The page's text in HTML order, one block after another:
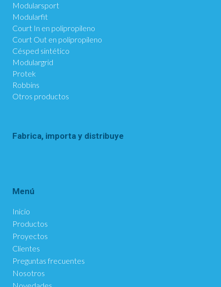
Modularsport
Modularfit
Court In en polipropileno
Court Out en polipropileno
Césped sintético
Modulargrid
Protek
Robbins
Otros productos
Fabrica, importa y distribuye
Menú
Inicio
Productos
Proyectos
Clientes
Preguntas frecuentes
Nosotros